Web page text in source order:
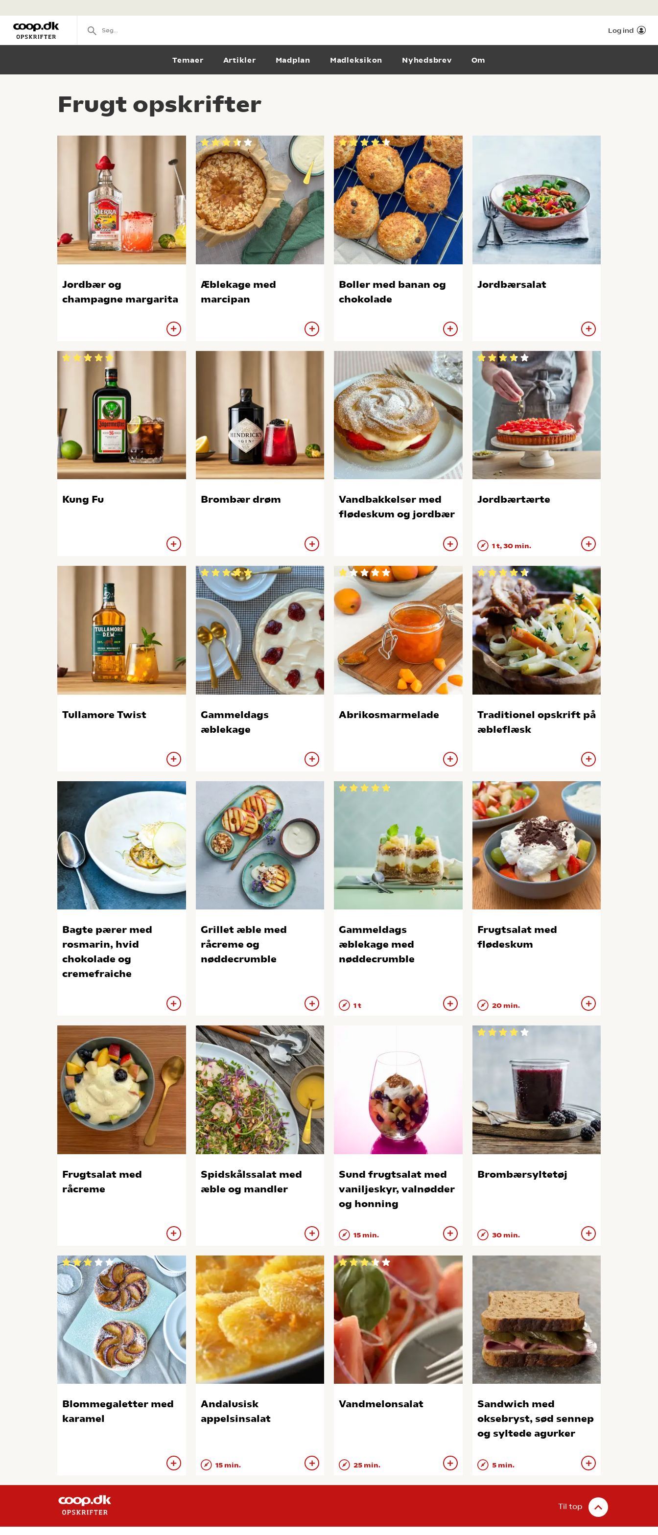
Log ind
Temaer Artikler Madplan Madleksikon Nyhedsbrev Om
Frugt opskrifter
Jordbær og
champagne margarita
Æblekage med
marcipan
Boller med banan og
chokolade
Jordbærsalat
Kung Fu Brombær drøm
Vandbakkelser med
flødeskum og jordbær
Jordbærtærte
1 t, 30 min.
Tullamore Twist
Gammeldags
æblekage
Abrikosmarmelade
Traditionel opskrift på
æbleflæsk
Bagte pærer med
rosmarin, hvid
chokolade og
cremefraiche
Grillet æble med
råcreme og
nøddecrumble
Gammeldags
æblekage med
nøddecrumble
1 t
Frugtsalat med
flødeskum
20 min.
Frugtsalat med
råcreme
Spidskålssalat med
æble og mandler
Sund frugtsalat med
vaniljeskyr, valnødder
og honning
15 min.
Brombærsyltetøj
30 min.
Blommegaletter med
karamel
Andalusisk
appelsinsalat
15 min.
Vandmelonsalat
25 min.
Sandwich med
oksebryst, sød sennep
og syltede agurker
5 min.
Til top